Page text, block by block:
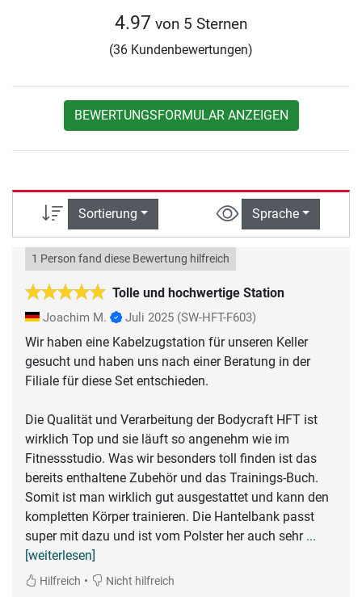
4.97 von 5 Sternen
(36 Kundenbewertungen)
BEWERTUNGSFORMULAR ANZEIGEN
Sortierung Sprache
Tolle und hochwertige Station
1 Person fand diese Bewertung hilfreich
Joachim M. Juli 2025 (SW-HFT-F603)
Wir haben eine Kabelzugstation für unseren Keller
gesucht und haben uns nach einer Beratung in der
Filiale für diese Set entschieden.
Die Qualität und Verarbeitung der Bodycraft HFT ist
wirklich Top und sie läuft so angenehm wie im
Fitnessstudio. Was wir besonders toll finden ist das
bereits enthaltene Zubehör und das Trainings-Buch.
Somit ist man wirklich gut ausgestattet und kann den
kompletten Körper trainieren. Die Hantelbank passt
super mit dazu und ist vom Polster her auch sehr ...
[weiterlesen]
Hilfreich • Nicht hilfreich